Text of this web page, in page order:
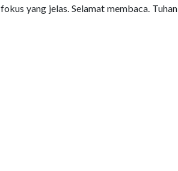
yang jelas. Selamat membaca. Tuhan